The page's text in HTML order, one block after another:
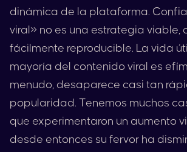
dinámica de la plataforma.
viral» no es una estrategia viable,
fácilmente reproducible. La vida
mayoría del contenido viral es
menudo, desaparece casi tan
popularidad. Tenemos muchos
que experimentaron un aumento
desde entonces su fervor ha